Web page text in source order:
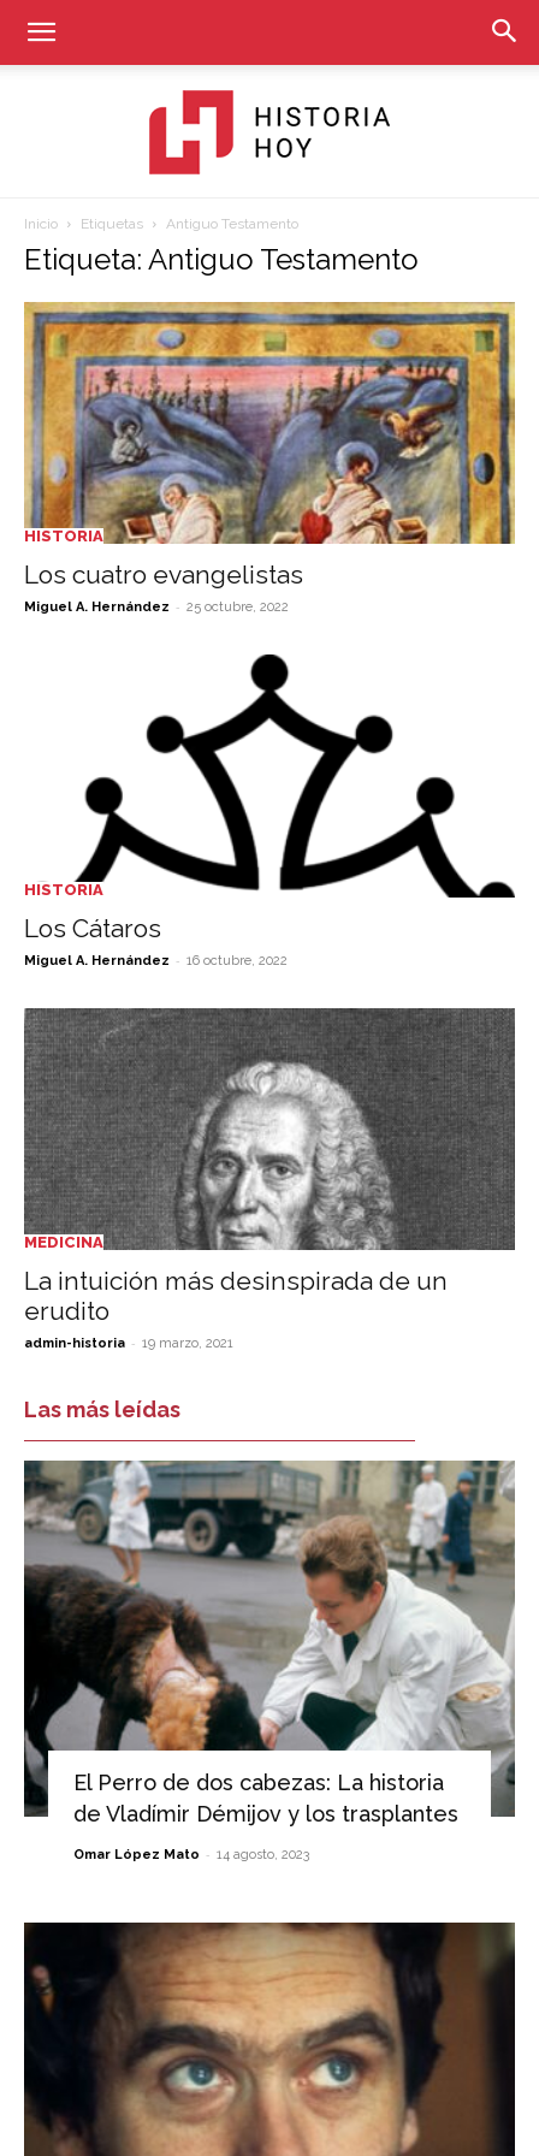
Historia
Hoy
Inicio Etiquetas Antiguo Testamento
Etiqueta: Antiguo Testamento
HISTORIA
Los cuatro evangelistas
Miguel A. Hernández - 25 octubre, 2022
HISTORIA
Los Cátaros
Miguel A. Hernández - 16 octubre, 2022
MEDICINA
La intuición más desinspirada de un
erudito
admin-historia - 19 marzo, 2021
Las más leídas
El Perro de dos cabezas: La historia
de Vladímir Démijov y los trasplantes
Omar López Mato - 14 agosto, 2023